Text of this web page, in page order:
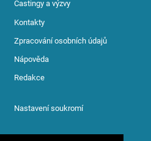
Castingy a výzvy
Kontakty
Zpracování osobních údajů
Nápověda
Redakce
Nastavení soukromí